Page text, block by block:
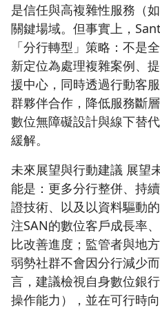
是信任與高複雜性服務（
關鍵場域。但事實上，
「分行轉型」策略：不是
新定位為處理複雜案例、
援中心，同時透過行動客
群夥伴合作，降低服務斷
數位無障礙設計與線下替
緩解。
未來展望與行動建議 展望
能是：更多分行整併、持
證技術、以及以資料驅動
注SAN的數位客戶成長率
比改善進度；監管者與地
弱勢社群不會因分行減少
言，建議檢視自身數位銀
操作能力），並在可行時